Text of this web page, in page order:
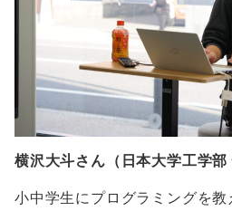
横沢大斗さん（日本大学工学部
小中学生にプログラミングを教